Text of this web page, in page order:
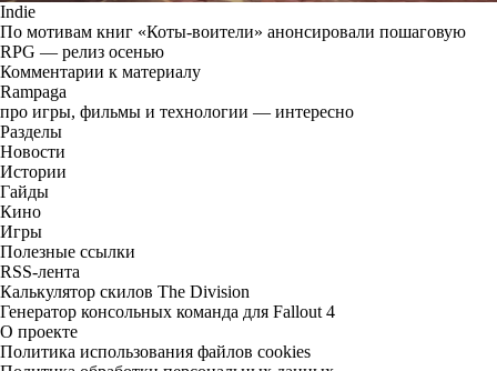
Indie
По мотивам книг «Коты-воители» анонсировали пошаговую
RPG — релиз осенью
Комментарии к материалу
Rampaga
про игры, фильмы и технологии — интересно
Разделы
Новости
Истории
Гайды
Кино
Игры
Полезные ссылки
RSS-лента
Калькулятор скилов The Division
Генератор консольных команда для Fallout 4
О проекте
Политика использования файлов cookies